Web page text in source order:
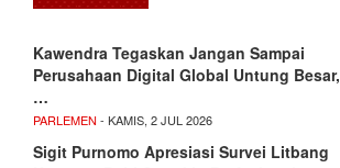
Kawendra Tegaskan Jangan Sampai
Perusahaan Digital Global Untung Besar,
…
PARLEMEN - KAMIS, 2 JUL 2026
Sigit Purnomo Apresiasi Survei Litbang